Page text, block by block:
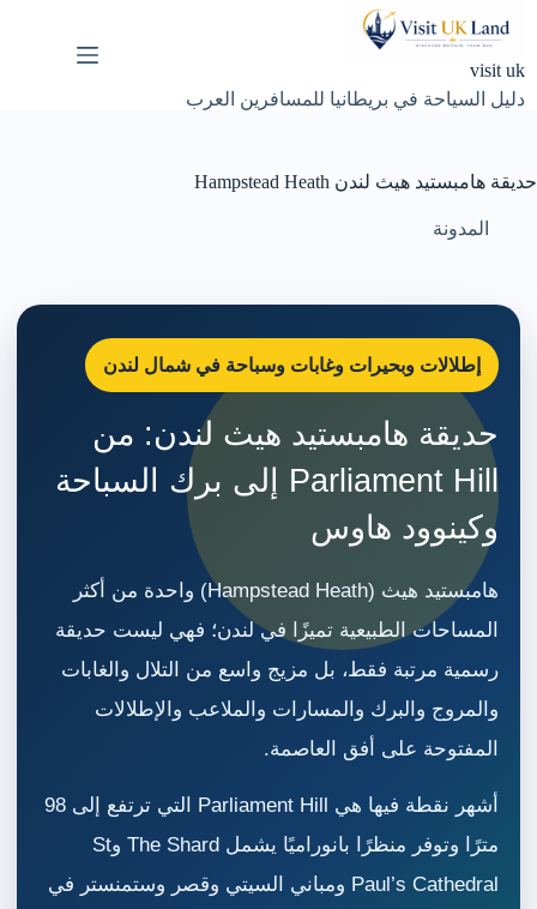
visit uk
دليل السياحة في بريطانيا للمسافرين العرب
حديقة هامبستيد هيث لندن Hampstead Heath
المدونة
إطلالات وبحيرات وغابات وسباحة في شمال لندن
حديقة هامبستيد هيث لندن: من
Parliament Hill إلى برك السباحة
وكينوود هاوس
هامبستيد هيث (Hampstead Heath) واحدة من أكثر
المساحات الطبيعية تميزًا في لندن؛ فهي ليست حديقة
رسمية مرتبة فقط، بل مزيج واسع من التلال والغابات
والمروج والبرك والمسارات والملاعب والإطلالات
المفتوحة على أفق العاصمة.
أشهر نقطة فيها هي Parliament Hill التي ترتفع إلى 98
مترًا وتوفر منظرًا بانوراميًا يشمل The Shard وSt
Paul’s Cathedral ومباني السيتي وقصر وستمنستر في